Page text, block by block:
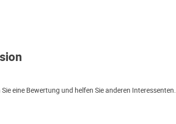
eine Bewertung und helfen Sie anderen Interessenten.